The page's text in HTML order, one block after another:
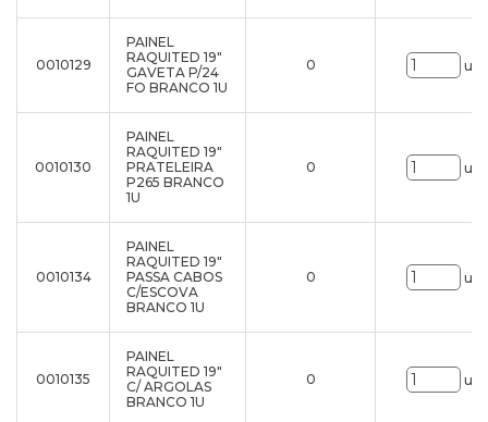
0010129
PAINEL
RAQUITED 19"
GAVETA P/24
FO BRANCO 1U
0
0010130
PAINEL
RAQUITED 19"
PRATELEIRA
P265 BRANCO
1U
0
0010134
PAINEL
RAQUITED 19"
PASSA CABOS
C/ESCOVA
BRANCO 1U
0
0010135
PAINEL
RAQUITED 19"
C/ ARGOLAS
BRANCO 1U
0